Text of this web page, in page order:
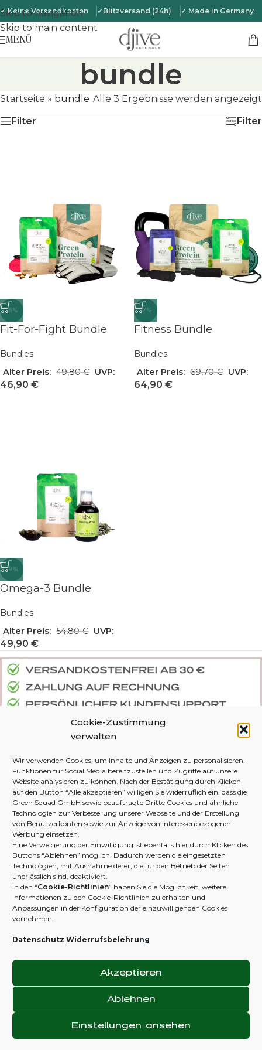
Cookie-Zustimmung
verwalten
Wir verwenden Cookies, um Inhalte und Anzeigen zu personalisieren,
Funktionen für Social Media bereitzustellen und Zugriffe auf unsere
Website analysieren zu können. Nach der Bestätigung durch Klicken
auf den Button “Alle akzeptieren” willigen Sie widerruflich ein, dass die
Green Squad GmbH sowie beauftragte Dritte Cookies und ähnliche
Technologien zur Verbesserung unserer Webseite und der Erstellung
von Benutzerkonten sowie zur Anzeige von interessenbezogener
Werbung einsetzen.
Eine Verweigerung der Einwilligung ist ebenfalls hier durch Klicken des
Buttons “Ablehnen” möglich. Dadurch werden die eingesetzten
Technologien, mit Ausnahme derer, die für den Betrieb der Seiten
unerlässlich sind, deaktiviert.
In den “Cookie-Richtlinien” haben Sie die Möglichkeit, weitere
Informationen zu den Cookie-Richtlinien zu erhalten und
Anpassungen in der Konfiguration der einzuwilligenden Cookies
vornehmen.
Datenschutz Widerrufsbelehrung
Akzeptieren
Ablehnen
Einstellungen ansehen
Skip to navigation
Skip to main content
✓ Keine Versandkosten ✓Blitzversand (24h) ✓ Made in Germany
MENÜ
bundle
Startseite » bundle Alle 3 Ergebnisse werden angezeigt
Filter
Filter
-6%
Fit-For-Fight Bundle
Bundles
Alter Preis: 49,80€ UVP:
46,90 €
-7%
Fitness Bundle
Bundles
Alter Preis: 69,70€ UVP:
64,90 €
-9%
Omega-3 Bundle
Bundles
Alter Preis: 54,80€ UVP:
49,90 €
DEINE BESTELLUNG
Zahlung und Versand
Widerruf & Rückgabe
FAQ
Kontakt
DJIVE NATURALS
Green The Globe
Zertifikate
Haftungsausschluss
Streitschlichtung
B2B / AFFILIATE
Business Portal
Shop
MELD DICH
ZAHLUNGS-
METHODEN